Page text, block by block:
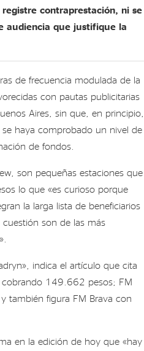
contraprestación, ni se
audiencia que justifique la
de frecuencia modulada de la
con pautas publicitarias
Aires, sin que, en principio,
haya comprobado un nivel de
de fondos.
son pequeñas estaciones que
lo que «es curioso porque
la larga lista de beneficiarios
son de las más
indica el artículo que cita
149.662 pesos; FM
también figura FM Brava con
en la edición de hoy que «hay